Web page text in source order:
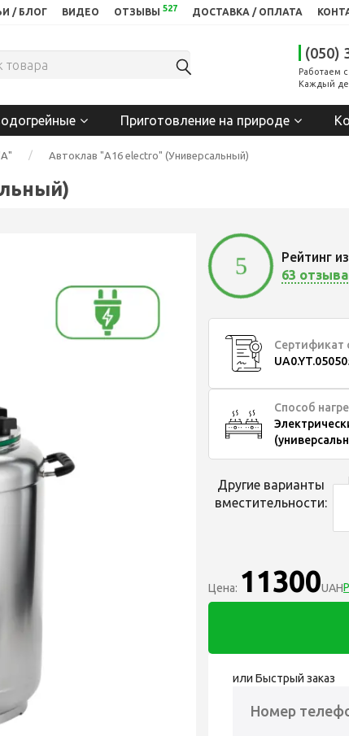
/ БЛОГ ВИДЕО ОТЗЫВЫ 527 ДОСТАВКА / ОПЛАТА
(050)
Работаем с
Каждый
Приготовление на природе
Автоклав "А16 electro" (Универсальный)
5
Рейтинг
63 отзыва
Сертификат
Способ
Другие варианты
вместительности:
Цена: 11300UAH
или Быстрый заказ